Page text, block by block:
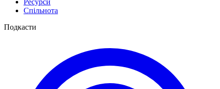
Ресурси
Спільнота
Подкасти